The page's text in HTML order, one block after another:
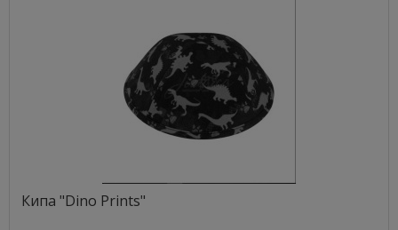
Кипа "Dino Prints"